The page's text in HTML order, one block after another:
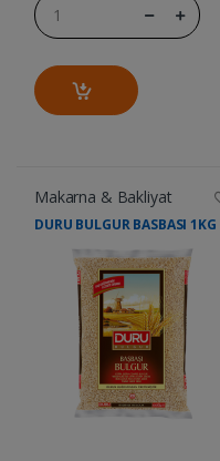
Makarna & Bakliyat
DURU BULGUR BASBASI 1KG